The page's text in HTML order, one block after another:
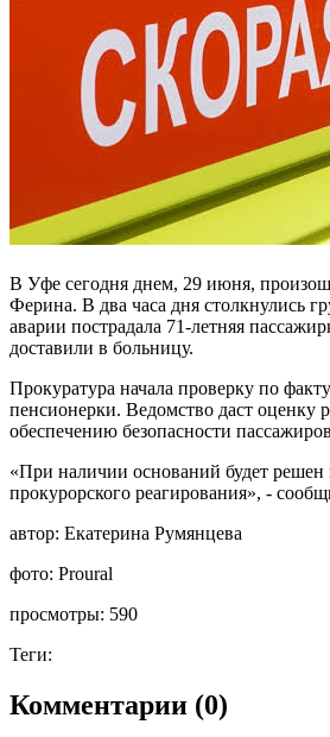
В Уфе сегодня днем, 29 июня,
Ферина. В два часа дня столкнулись
аварии пострадала 71-летняя
доставили в больницу.
Прокуратура начала проверку по
пенсионерки. Ведомство даст оценку
обеспечению безопасности
«При наличии оснований будет
прокурорского реагирования», -
автор: Екатерина Румянцева
фото: Proural
просмотры: 590
Теги:
Комментарии (0)